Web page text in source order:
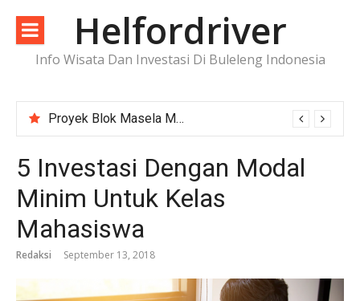
konten
Helfordriver
Info Wisata Dan Investasi Di Buleleng Indonesia
Proyek Blok Masela Makin Dekat ke FID, Investasi Raksasa Siap Menggerakkan Industri Energi
5 Investasi Dengan Modal
Minim Untuk Kelas
Mahasiswa
Redaksi September 13, 2018